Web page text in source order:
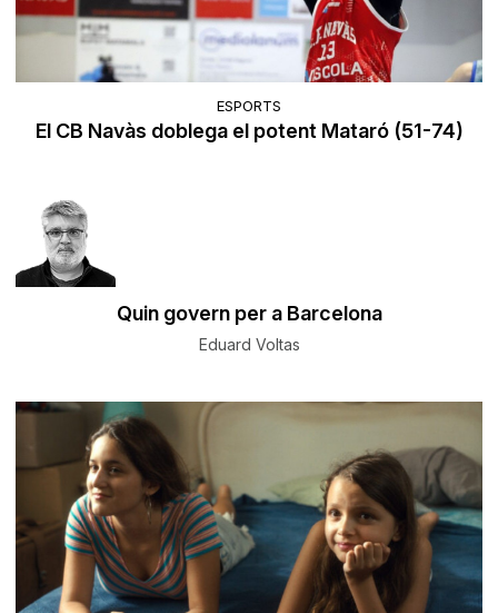
ESPORTS
El CB Navàs doblega el potent Mataró (51-74)
​Quin govern per a Barcelona
Eduard Voltas